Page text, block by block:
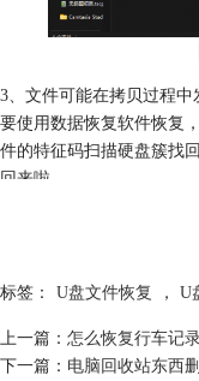
3、文件可能在拷贝过程
要使用数据恢复软件恢复
件的特征码扫描硬盘簇找
回来啦。
标签： U盘文件恢复 ， U
上一篇： 怎么恢复行车记
下一篇： 电脑回收站东西